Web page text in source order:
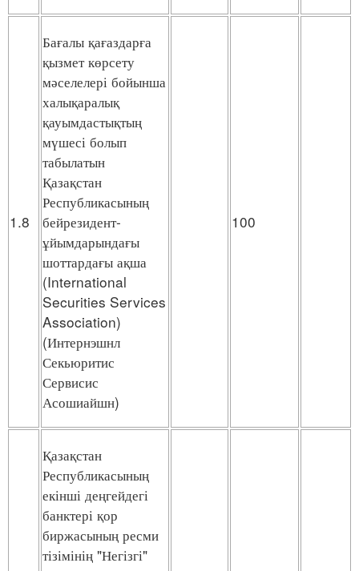
1.8
Бағалы қағаздарға
қызмет көрсету
мәселелері бойынша
халықаралық
қауымдастықтың
мүшесі болып
табылатын
Қазақстан
Республикасының
бейрезидент-
ұйымдарындағы
шоттардағы ақша
(International
Securities Services
Association)
(Интернэшнл
Секьюритис
Сервисис
Асошиайшн)
100
Қазақстан
Республикасының
екінші деңгейдегі
банктері қор
биржасының ресми
тізімінің "Негізгі"